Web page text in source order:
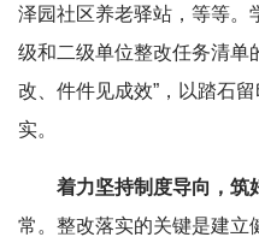
泽园社区养老驿站，等等。
级和二级单位整改任务清单
改、件件见成效”，以踏石
实。
着力坚持制度导向，筑
常。整改落实的关键是建立